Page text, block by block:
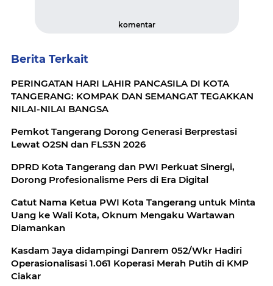
komentar
Berita Terkait
PERINGATAN HARI LAHIR PANCASILA DI KOTA
TANGERANG: KOMPAK DAN SEMANGAT TEGAKKAN
NILAI-NILAI BANGSA
Pemkot Tangerang Dorong Generasi Berprestasi
Lewat O2SN dan FLS3N 2026
DPRD Kota Tangerang dan PWI Perkuat Sinergi,
Dorong Profesionalisme Pers di Era Digital
Catut Nama Ketua PWI Kota Tangerang untuk Minta
Uang ke Wali Kota, Oknum Mengaku Wartawan
Diamankan
Kasdam Jaya didampingi Danrem 052/Wkr Hadiri
Operasionalisasi 1.061 Koperasi Merah Putih di KMP
Ciakar